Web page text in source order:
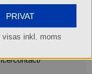
contact/
PRIVAT
visas inkl. moms